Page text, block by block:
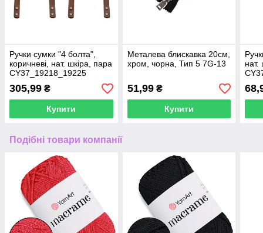
Ручки сумки "4 болта",
коричневі, нат. шкіра, пара
CY37_19218_19225
305,99 ₴
Купити
Металева блискавка 20см,
хром, чорна, Тип 5 7G-13
51,99₴
Купити
нат.
Подібні товари компанії